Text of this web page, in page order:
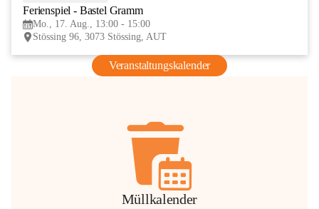
Ferienspiel - Bastel Gramm
Mo., 17. Aug., 13:00 - 15:00
Stössing 96, 3073 Stössing, AUT
Veranstaltungskalender
Müllkalender